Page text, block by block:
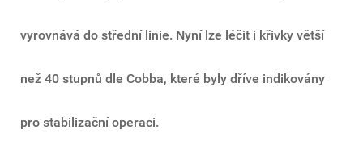
vyrovnává do střední linie. Nyní lze léčit i křivky větší
než 40 stupnů dle Cobba, které byly dříve indikovány
pro stabilizační operaci.